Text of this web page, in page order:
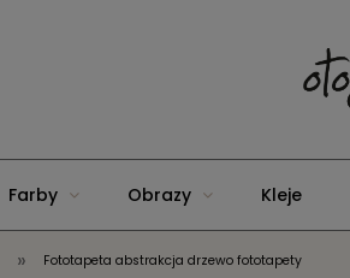
Farby Obrazy Kleje
» Fototapeta abstrakcja drzewo fototapety